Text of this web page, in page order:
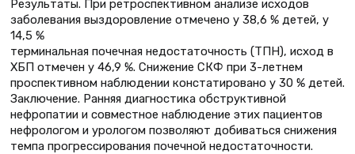
Результаты. При ретроспективном анализе исходов
заболевания выздоровление отмечено у 38,6 % детей, у
14,5 %
терминальная почечная недостаточность (ТПН), исход в
ХБП отмечен у 46,9 %. Снижение СКФ при 3-летнем
проспективном наблюдении констатировано у 30 % детей.
Заключение. Ранняя диагностика обструктивной
нефропатии и совместное наблюдение этих пациентов
нефрологом и урологом позволяют добиваться снижения
темпа прогрессирования почечной недостаточности.